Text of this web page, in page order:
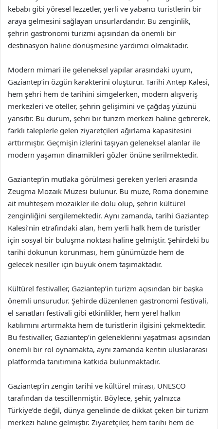
kebabı gibi yöresel lezzetler, yerli ve yabancı turistlerin bir
araya gelmesini sağlayan unsurlardandır. Bu zenginlik,
şehrin gastronomi turizmi açısından da önemli bir
destinasyon haline dönüşmesine yardımcı olmaktadır.
Modern mimari ile geleneksel yapılar arasındaki uyum,
Gaziantep’in özgün karakterini oluşturur. Tarihi Antep Kalesi,
hem şehri hem de tarihini simgelerken, modern alışveriş
merkezleri ve oteller, şehrin gelişimini ve çağdaş yüzünü
yansıtır. Bu durum, şehri bir turizm merkezi haline getirerek,
farklı taleplerle gelen ziyaretçileri ağırlama kapasitesini
arttırmıştır. Geçmişin izlerini taşıyan geleneksel alanlar ile
modern yaşamın dinamikleri gözler önüne serilmektedir.
Gaziantep’in mutlaka görülmesi gereken yerleri arasında
Zeugma Mozaik Müzesi bulunur. Bu müze, Roma dönemine
ait muhteşem mozaikler ile dolu olup, şehrin kültürel
zenginliğini sergilemektedir. Aynı zamanda, tarihi Gaziantep
Kalesi’nin etrafındaki alan, hem yerli halk hem de turistler
için sosyal bir buluşma noktası haline gelmiştir. Şehirdeki bu
tarihi dokunun korunması, hem günümüzde hem de
gelecek nesiller için büyük önem taşımaktadır.
Kültürel festivaller, Gaziantep’in turizm açısından bir başka
önemli unsurudur. Şehirde düzenlenen gastronomi festivali,
el sanatları festivali gibi etkinlikler, hem yerel halkın
katılımını artırmakta hem de turistlerin ilgisini çekmektedir.
Bu festivaller, Gaziantep’in geleneklerini yaşatması açısından
önemli bir rol oynamakta, aynı zamanda kentin uluslararası
platformda tanıtımına katkıda bulunmaktadır.
Gaziantep’in zengin tarihi ve kültürel mirası, UNESCO
tarafından da tescillenmiştir. Böylece, şehir, yalnızca
Türkiye’de değil, dünya genelinde de dikkat çeken bir turizm
merkezi haline gelmiştir. Ziyaretçiler, hem tarihi hem de